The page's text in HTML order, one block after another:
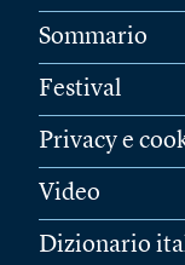
Sommario
Festival
Privacy e
Video
Dizionario